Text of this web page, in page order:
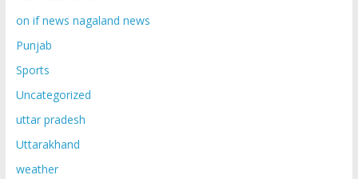
on if news nagaland news
Punjab
Sports
Uncategorized
uttar pradesh
Uttarakhand
weather